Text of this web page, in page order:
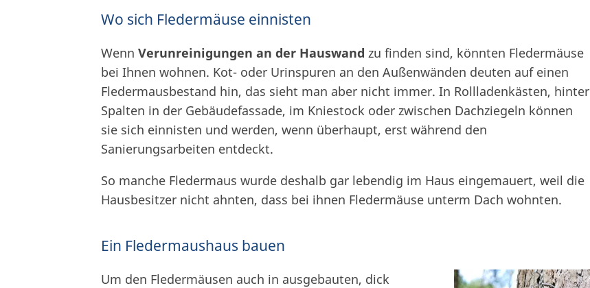
Wo sich Fledermäuse einnisten
Wenn Verunreinigungen an der Hauswand zu finden sind, könnten Fledermäuse
bei Ihnen wohnen. Kot- oder Urinspuren an den Außenwänden deuten auf einen
Fledermausbestand hin, das sieht man aber nicht immer. In Rollladenkästen, hinter
Spalten in der Gebäudefassade, im Kniestock oder zwischen Dachziegeln können
sie sich einnisten und werden, wenn überhaupt, erst während den
Sanierungsarbeiten entdeckt.
So manche Fledermaus wurde deshalb gar lebendig im Haus eingemauert, weil die
Hausbesitzer nicht ahnten, dass bei ihnen Fledermäuse unterm Dach wohnten.
Ein Fledermaushaus bauen
Um den Fledermäusen auch in ausgebauten, dick